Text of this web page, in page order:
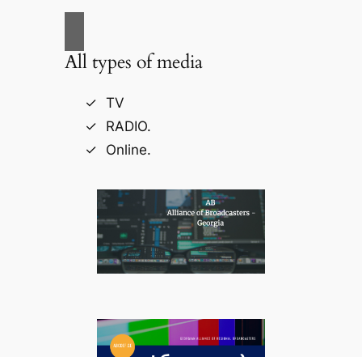
All types of media
TV
RADIO.
Online.